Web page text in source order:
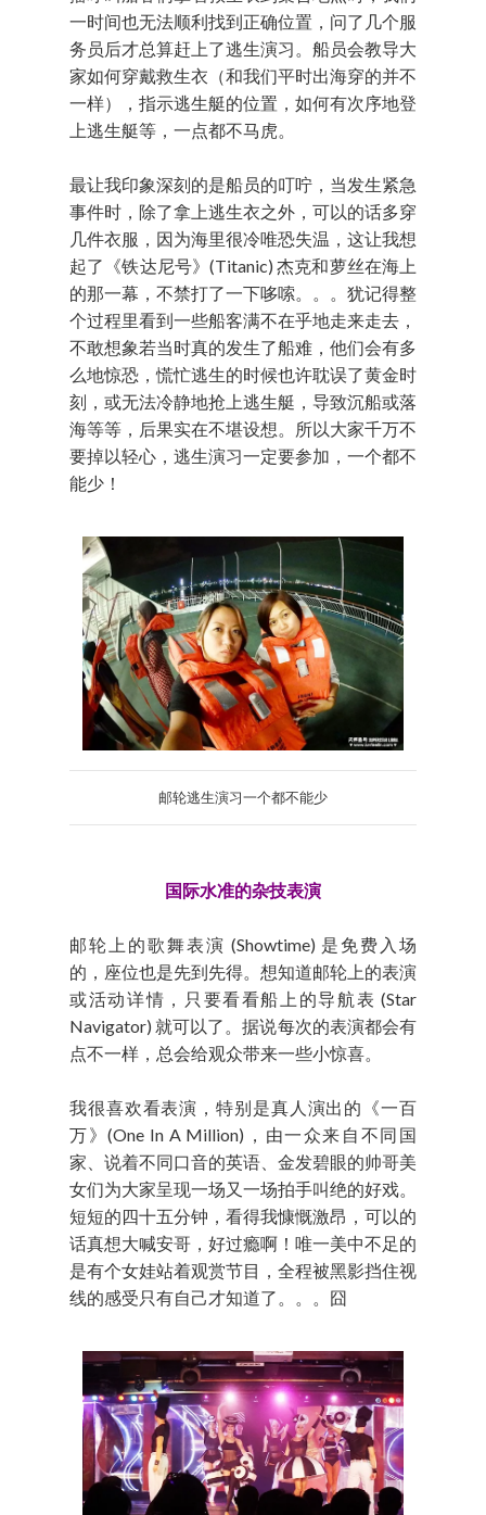
一时间也无法顺利找到正确位置，问了几个服
务员后才总算赶上了逃生演习。船员会教导大
家如何穿戴救生衣（和我们平时出海穿的并不
一样），指示逃生艇的位置，如何有次序地登
上逃生艇等，一点都不马虎。
最让我印象深刻的是船员的叮咛，当发生紧急
事件时，除了拿上逃生衣之外，可以的话多穿
几件衣服，因为海里很冷唯恐失温，这让我想
起了《铁达尼号》(Titanic) 杰克和萝丝在海上
的那一幕，不禁打了一下哆嗦。。。犹记得整
个过程里看到一些船客满不在乎地走来走去，
不敢想象若当时真的发生了船难，他们会有多
么地惊恐，慌忙逃生的时候也许耽误了黄金时
刻，或无法冷静地抢上逃生艇，导致沉船或落
海等等，后果实在不堪设想。所以大家千万不
要掉以轻心，逃生演习一定要参加，一个都不
能少！
邮轮逃生演习一个都不能少
国际水准的杂技表演
邮轮上的歌舞表演 (Showtime) 是免费入场
的，座位也是先到先得。想知道邮轮上的表演
或活动详情，只要看看船上的导航表 (Star
Navigator) 就可以了。据说每次的表演都会有
点不一样，总会给观众带来一些小惊喜。
我很喜欢看表演，特别是真人演出的《一百
万》(One In A Million)，由一众来自不同国
家、说着不同口音的英语、金发碧眼的帅哥美
女们为大家呈现一场又一场拍手叫绝的好戏。
短短的四十五分钟，看得我慷慨激昂，可以的
话真想大喊安哥，好过瘾啊！唯一美中不足的
是有个女娃站着观赏节目，全程被黑影挡住视
线的感受只有自己才知道了。。。囧